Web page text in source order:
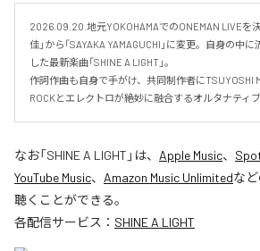
2026.09.20.地元YOKOHAMAでのONEMAN LIVEを
佳」から「SAYAKA YAMAGUCHI」に変更。自身の中
した最新楽曲「SHINE A LIGHT」。
作詞作曲も自身で手がけ、共同制作者にTSUYOSHI
ROCKとエレクトロが絶妙に融合するオルタナティブ
なお「SHINE A LIGHT 」は、 Apple Music、
YouTube Music、 Amazon Music Unlimitedな
聴くことができる。
各配信サービス： SHINE A LIGHT